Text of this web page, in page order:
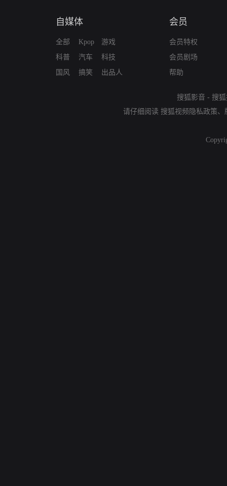
自媒体
全部
科普
国风
Kpop
汽车
搞笑
游戏
科技
出品人
会员
会员特权
会员剧场
帮助
搜狐影音 - 搜
请仔细阅读 搜狐视频隐私政策、